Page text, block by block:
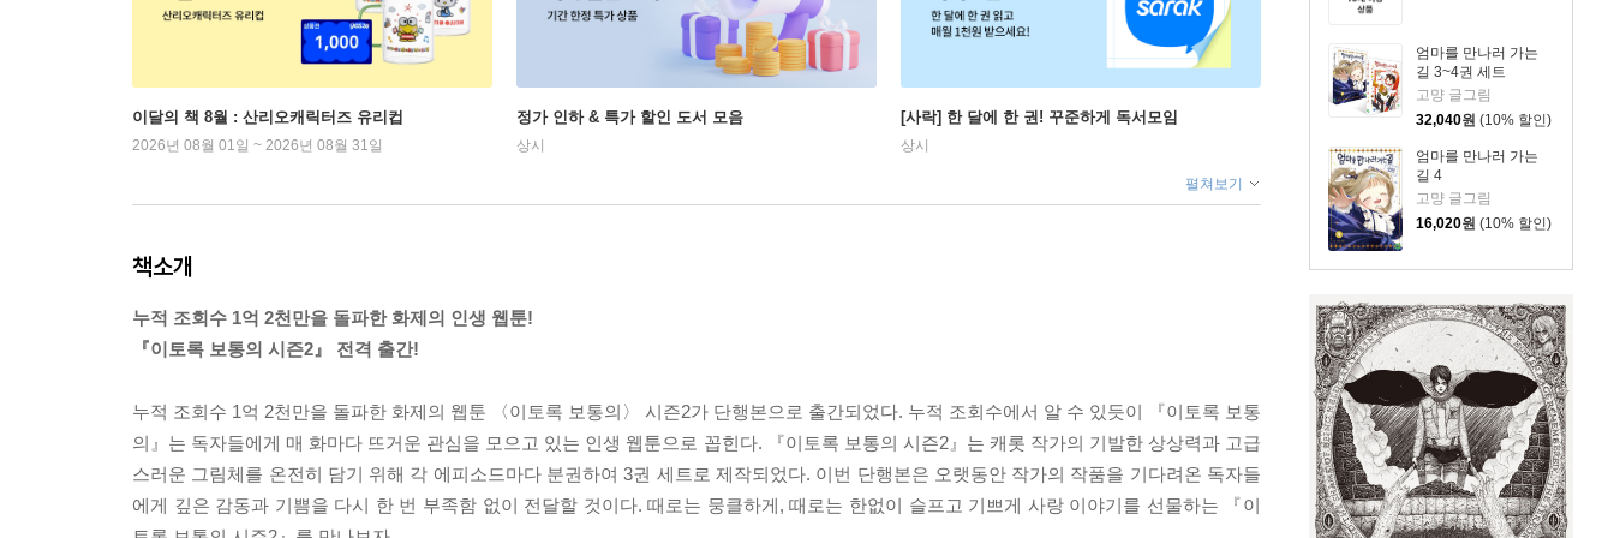
엄마를 만나러 가는
길 3~4권 세트
고먕 글그림
32,040원 (10% 할인)
엄마를 만나러 가는
길 4
고먕 글그림
16,020원 (10% 할인)
이달의 책 8월 : 산리오캐릭터즈 유리컵
2026년 08월 01일 ~ 2026년 08월 31일
정가 인하 & 특가 할인 도서 모음
상시
[사락] 한 달에 한 권! 꾸준하게 독서모임
상시
펼쳐보기
책소개
누적 조회수 1억 2천만을 돌파한 화제의 인생 웹툰!
『이토록 보통의 시즌2』 전격 출간!
누적 조회수 1억 2천만을 돌파한 화제의 웹툰 〈이토록 보통의〉 시즌2가 단행본으로 출간되었다. 누적 조회수에서 알 수 있듯이 『이토록 보통
의』는 독자들에게 매 화마다 뜨거운 관심을 모으고 있는 인생 웹툰으로 꼽힌다. 『이토록 보통의 시즌2』는 캐롯 작가의 기발한 상상력과 고급
스러운 그림체를 온전히 담기 위해 각 에피소드마다 분권하여 3권 세트로 제작되었다. 이번 단행본은 오랫동안 작가의 작품을 기다려온 독자들
에게 깊은 감동과 기쁨을 다시 한 번 부족함 없이 전달할 것이다. 때로는 뭉클하게, 때로는 한없이 슬프고 기쁘게 사랑 이야기를 선물하는 『이